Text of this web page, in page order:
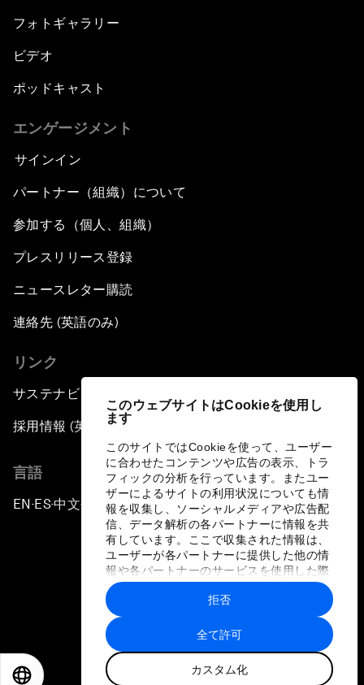
このウェブサイトはCookieを使用し
ます
このサイトではCookieを使って、ユーザー
に合わせたコンテンツや広告の表示、トラ
フィックの分析を行っています。またユー
ザーによるサイトの利用状況についても情
報を収集し、ソーシャルメディアや広告配
信、データ解析の各パートナーに情報を共
有しています。ここで収集された情報は、
ユーザーが各パートナーに提供した他の情
報や各パートナーのサービスを使用した際
に収集された情報と組み合わされ、各パー
トナーによって使用されることがありま
す。
全て許可
カスタム化
拒否
フォトギャラリー
ビデオ
ポッドキャスト
エンゲージメント
サインイン
パートナー（組織）について
参加する（個人、組織）
プレスリリース登録
ニュースレター購読
連絡先 (英語のみ)
リンク
サステナビリティへの取り組み
採用情報 (英語のみ)
言語
EN ▪ES▪中文▪ 日本語
プライバシーポリシーと利用規約
サイトマップ
©
世界経済フォーラム